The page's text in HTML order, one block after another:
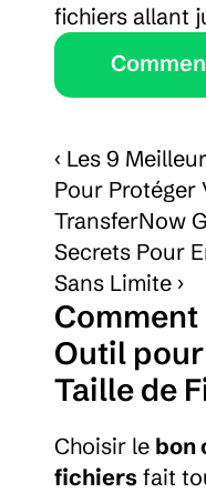
fichiers allant
‹ Les 9
Pour Protéger
TransferNow
Secrets Pour
Sans Limite ›
Outil
Taille de
Choisir le bon
fichiers fait